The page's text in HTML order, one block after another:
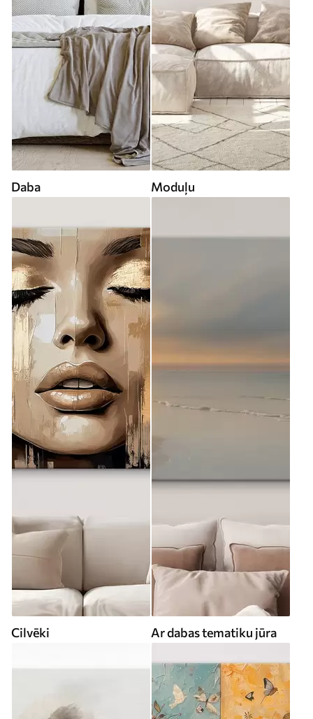
Daba Moduļu
Cilvēki Ar dabas tematiku jūra